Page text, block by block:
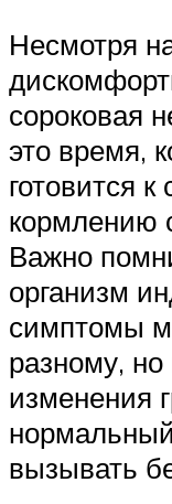
Несмотря
сороковая
это время,
готовится
кормлению
Важно
организм
симптомы
разному,
изменения
вызывать